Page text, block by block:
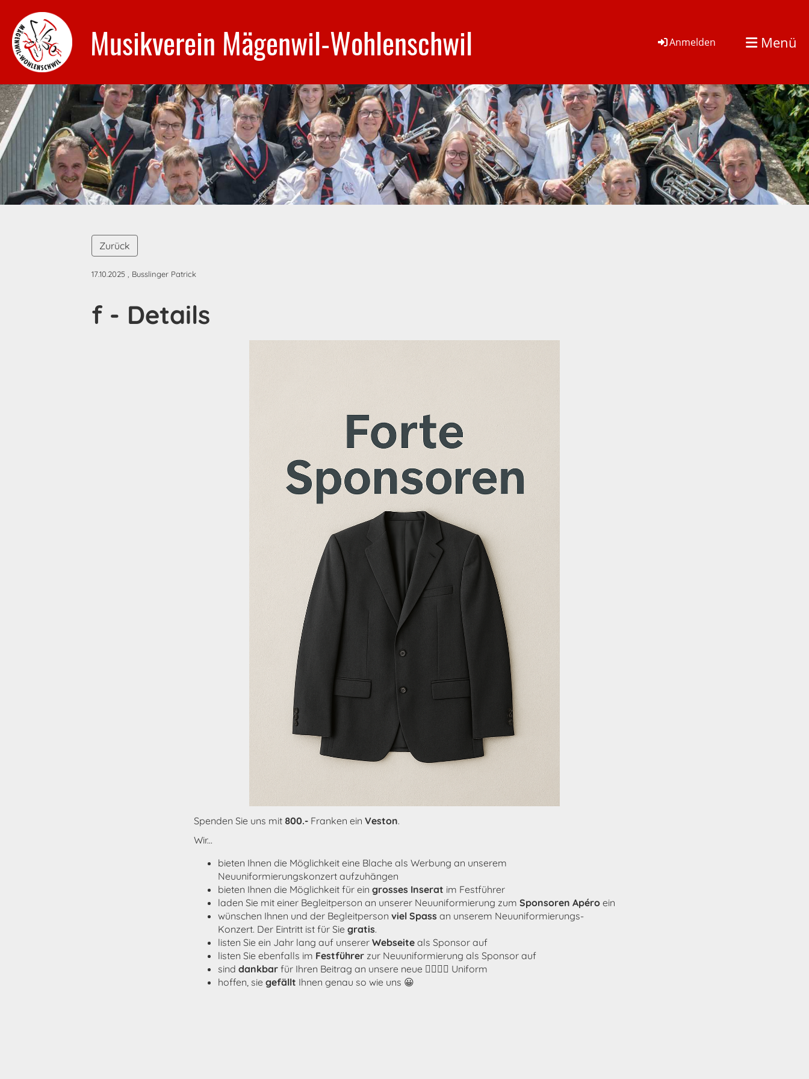
Musikverein Mägenwil-Wohlenschwil Anmelden Menü
Zurück
17.10.2025 , Busslinger Patrick
f - Details
Spenden Sie uns mit 800.-Franken ein Veston.
Wir...
bieten Ihnen die Möglichkeit eine Blache als Werbung an unserem
Neuuniformierungskonzert aufzuhängen
bieten Ihnen die Möglichkeit für ein grosses Inserat im Festführer
laden Sie mit einer Begleitperson an unserer Neuuniformierung zum Sponsoren Apéroein
wünschen Ihnen und der Begleitperson viel Spass an unserem Neuuniformierungs-
Konzert. Der Eintritt ist für Sie gratis.
listen Sie ein Jahr lang auf unserer Webseite als Sponsor auf
listen Sie ebenfalls im Festführer zur Neuuniformierung als Sponsor auf
sind dankbar für Ihren Beitrag an unsere neue 👩‍✈️👨‍✈️ Uniform
hoffen, sie gefällt Ihnen genau so wie uns 😀